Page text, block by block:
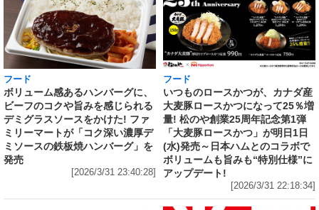
フード
ボリューム感あるハンバーグに、
ビーフのコクや旨みを感じられる
デミグラスソースをかけた! ファ
ミリーマートが「コク深い濃厚デ
ミソースの鉄板焼ハンバーグ」を
発売
[2026/3/31 23:40:28]
フード
いつものロースかつが、カナダ産
大麦豚ロースかつになって25％増
量! 松のや創業25周年記念第1弾
「大麦豚ロースかつ」が明日1日
(水)発売～日本ハムとのコラボで
ボリュームも旨みも“特別仕様”に
アップデート!
[2026/3/31 22:18:34]